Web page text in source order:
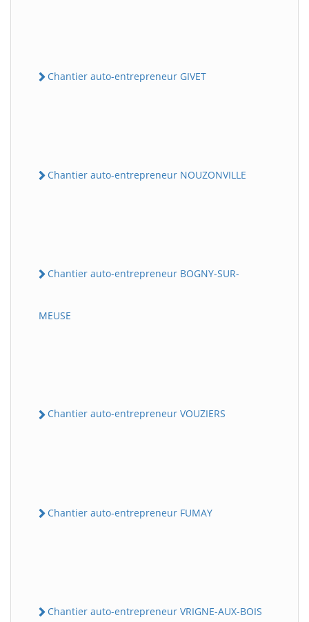
Chantier auto-entrepreneur GIVET
Chantier auto-entrepreneur NOUZONVILLE
Chantier auto-entrepreneur BOGNY-SUR-
MEUSE
Chantier auto-entrepreneur VOUZIERS
Chantier auto-entrepreneur FUMAY
Chantier auto-entrepreneur VRIGNE-AUX-BOIS